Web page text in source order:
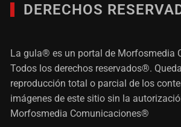
DERECHOS
La gula® es un portal de Morfosmedia
Todos los derechos reservados®.
reproducción total o parcial de los
imágenes de este sitio sin la
Morfosmedia Comunicaciones®